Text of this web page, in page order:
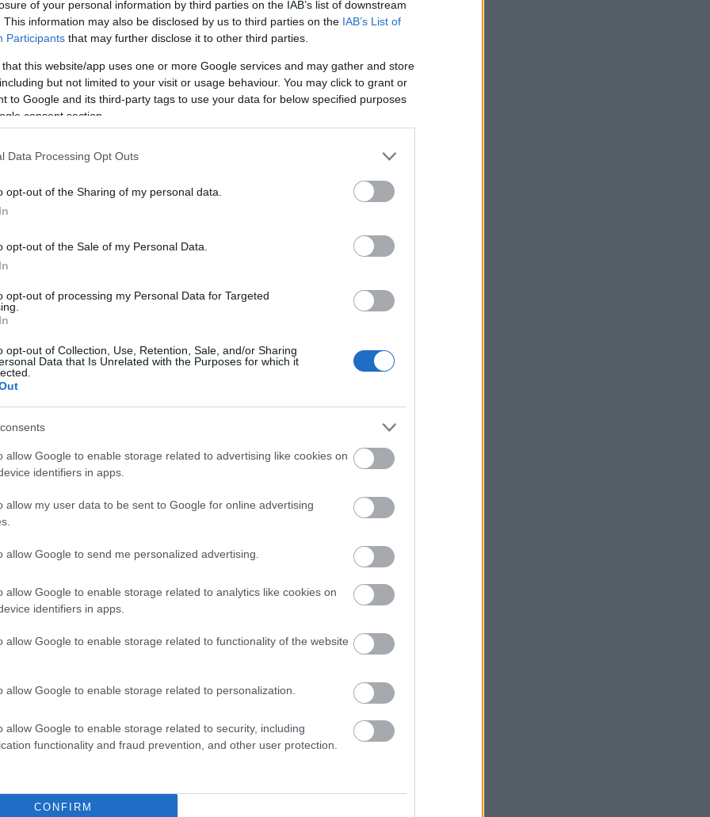
of your personal information by third parties on the IAB’s list of downstream
This information may also be disclosed by us to third parties on the IAB’s List of
Participants that may further disclose it to other third parties.
that this website/app uses one or more Google services and may gather and store
but not limited to your visit or usage behaviour. You may click to grant or
to Google and its third-party tags to use your data for below specified purposes
consent section.
Data Processing Opt Outs
opt-out of the Sharing of my personal data.
opt-out of the Sale of my Personal Data.
opt-out of processing my Personal Data for Targeted
opt-out of Collection, Use, Retention, Sale, and/or Sharing
Data that Is Unrelated with the Purposes for which it
allow Google to enable storage related to advertising like cookies on
identifiers in apps.
allow my user data to be sent to Google for online advertising
allow Google to send me personalized advertising.
allow Google to enable storage related to analytics like cookies on
identifiers in apps.
allow Google to enable storage related to functionality of the website
allow Google to enable storage related to personalization.
allow Google to enable storage related to security, including
functionality and fraud prevention, and other user protection.
CONFIRM
ένα βιώσιμο αύριο, υποστηρίζοντας τις
των ESG, στην καθημερινή
προσεγγίζεται από τρεις
στόχων ESG που θα
(KPIs). Παράλληλα, δημιουργούμε
μας, γύρω από ένα σύνολο
που πρέπει να ακολουθούν μεγάλα
με την εκπαίδευση και ευαισθητοποίηση
μέσω αντίστοιχων
το ανθρώπινο δυναμικό, σε μια
διαφάνεια, μέσα από συγκεκριμένα
αξιολόγησης.
οι θυγατρικές του
Ποιες είναι οι
η στρατηγική ESG αποτελεί βασικό
ξεχωριστά, -ανάλογα με τη φάση
καταρτίσει ένα ο
και ESG, το οποίο σε πρώτη φάση είναι
να εφαρμόζουν ενέργειες που
εναρμονίζονται με τη συνολική
στα πρώτα μας βήματα, αλλά
Ήδη έχουν ολοκληρωθεί σε συνεργασία
συμβούλια θυγατρικών. Ιδιαίτερη
σπατάλης νερούγια τις οποίες οιΕΥΔΑΠ
προγράμματα, αλλά και για τη
16:00 Ακίνητα - Αθήνα: Οι τιμές και τα ειδικά
15:50 ΗΠΑ: Χάθηκαν 23.000 θέσεις εργασίας
τον Ιούλιο - Σημάδια επιδείνωσης στην
αγορά εργασίας
15:39 Διεθνή μέσα της Ιταλίας
της Σύρου
Τραμπ: Τα επιτόκια πρέπει να
μειωθούν, αλλά δεν εξαρτάται
ΙΣΑ: Έκκληση για εντατικοποίηση
μέτρων κατά των κουνουπιών λόγω
Σε κατάσταση κινητοποίησης Red
Η Ρωσία «βγάζει στο σφυρί» το 30%
Μυτιληναίος: «Επιστρέψαμε σε τροχιά
γάλλιο
Ευκαιρίας ανοίγει ξανά τον δρόμο της
μάθησης στην ενήλικη ζωή
συνελήφθησαν για βία σε διαδήλωση
κατά των μεταναστών